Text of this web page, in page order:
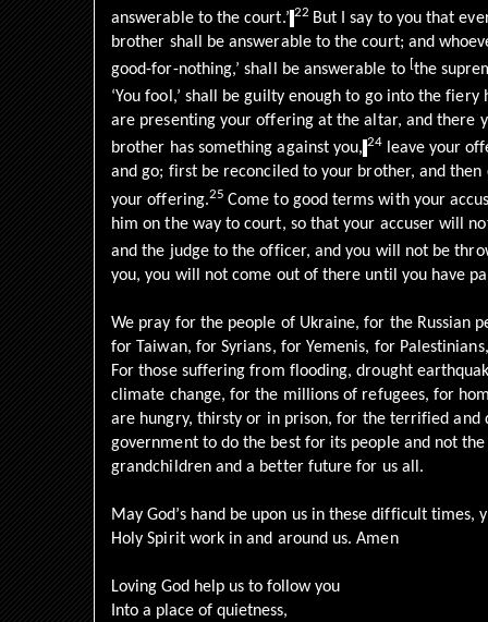
answerable to the court.’ 22 But I say to you that
brother shall be answerable to the court; and
good-for-nothing,’ shall be answerable to [the
‘You fool,’ shall be guilty enough to go into the
are presenting your offering at the altar, and there
brother has something against you, 24 leave your
and go; first be reconciled to your brother, and then
your offering.25Come to good terms with your
him on the way to court, so that your accuser will
and the judge to the officer, and you will not be
you, you will not come out of there until you have
We pray for the people of Ukraine, for the Russian
for Taiwan, for Syrians, for Yemenis, for
For those suffering from flooding, drought
climate change, for the millions of refugees, for
are hungry, thirsty or in prison, for the terrified and
government to do the best for its people and not
grandchildren and a better future for us all.
May God’s hand be upon us in these difficult times,
Holy Spirit work in and around us. Amen
Loving God help us to follow you
Into a place of quietness,